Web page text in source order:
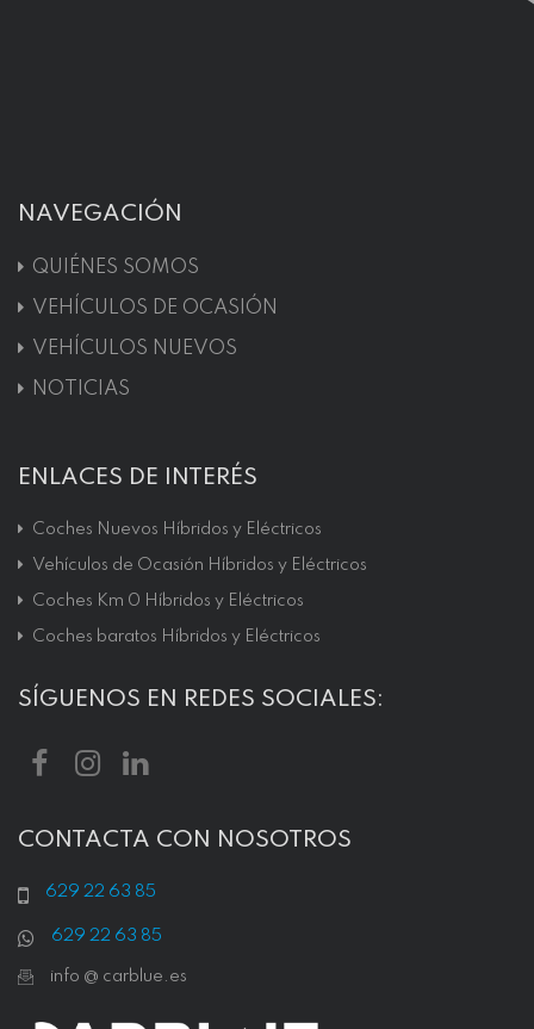
NAVEGACIÓN
QUIÉNES SOMOS
VEHÍCULOS DE OCASIÓN
VEHÍCULOS NUEVOS
NOTICIAS
ENLACES DE INTERÉS
Coches Nuevos Híbridos y Eléctricos
Vehículos de Ocasión Híbridos y Eléctricos
Coches Km 0 Híbridos y Eléctricos
Coches baratos Híbridos y Eléctricos
SÍGUENOS EN REDES SOCIALES:
CONTACTA CON NOSOTROS
629 22 63 85
629 22 63 85
info @ carblue.es